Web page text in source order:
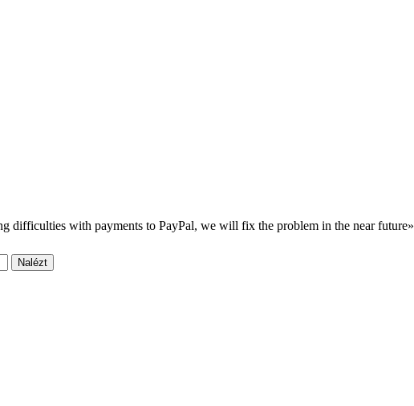
difficulties with payments to PayPal, we will fix the problem in the near future»
Nalézt